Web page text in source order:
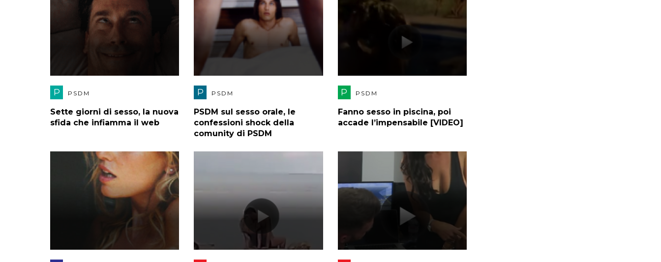
P PSDM
Sette giorni di sesso, la nuova
sfida che infiamma il web
P PSDM
PSDM sul sesso orale, le
confessioni shock della
comunity di PSDM
P PSDM
Fanno sesso in piscina, poi
accade l’impensabile [VIDEO]